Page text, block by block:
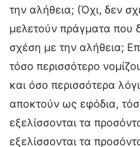
την αλήθεια; (Όχι, δεν
μελετούν πράγματα που
σχέση με την αλήθεια;
τόσο περισσότερο
και όσο περισσότερα
αποκτούν ως εφόδια,
εξελίσσονται τα
εξελίσσονται τα